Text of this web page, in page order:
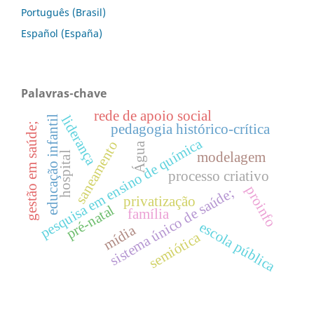
Português (Brasil)
Español (España)
Palavras-chave
pesquisa em ensino de química
saneamento
sistema único de saúde;
pedagogia histórico-crítica
educação infantil processo criativo
modelagem
privatização
Água
gestão em saúde;
mídia
proinfo
escola pública
rede de apoio social
liderança
hospital
semiótica
pré-natal família